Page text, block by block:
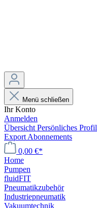
Menü schließen
Ihr Konto
Anmelden
Übersicht Persönliches Profil
Export Abonnements
0,00 €*
Home
Pumpen
fluidFIT
Pneumatikzubehör
Industriepneumatik
Vakuumtechnik